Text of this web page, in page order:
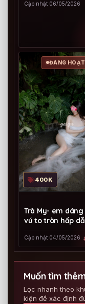
Cập nhật 06/05/2026
ĐANG
400K
Trà My- em
vú to tròn hấp
Cập nhật 04/05/2026
Muốn tìm
Lọc nhanh theo
kiện để xác định